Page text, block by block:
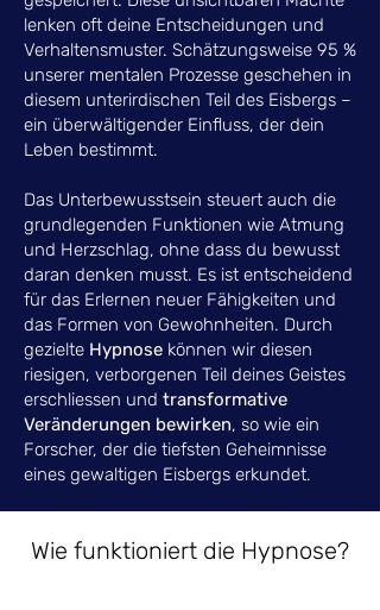
lenken oft deine Entscheidungen und
Verhaltensmuster. Schätzungsweise 95 %
unserer mentalen Prozesse geschehen in
diesem unterirdischen Teil des Eisbergs –
ein überwältigender Einfluss, der dein
Leben bestimmt.
Das Unterbewusstsein steuert auch die
grundlegenden Funktionen wie Atmung
und Herzschlag, ohne dass du bewusst
daran denken musst. Es ist entscheidend
für das Erlernen neuer Fähigkeiten und
das Formen von Gewohnheiten. Durch
gezielte Hypnose können wir diesen
riesigen, verborgenen Teil deines Geistes
erschliessen und transformative
Veränderungen bewirken, so wie ein
Forscher, der die tiefsten Geheimnisse
eines gewaltigen Eisbergs erkundet.
Wie funktioniert die Hypnose?